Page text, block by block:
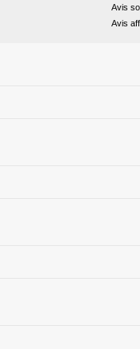
Avis
Avis